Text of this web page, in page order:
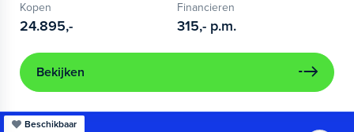
Kopen
24.895,-
Financieren
315,- p.m.
Bekijken
Beschikbaar